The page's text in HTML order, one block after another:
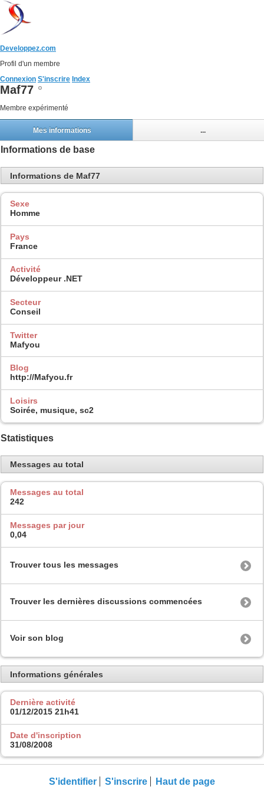
Developpez.com
Profil d'un membre
Connexion S'inscrire Index
Maf77
Membre expérimenté
Mes informations ...
Informations de base
Informations de Maf77
Sexe
Homme
Pays
France
Activité
Développeur .NET
Secteur
Conseil
Twitter
Mafyou
Blog
http://Mafyou.fr
Loisirs
Soirée, musique, sc2
Statistiques
Messages au total
Messages au total
242
Messages par jour
0,04
Trouver tous les messages
Trouver les dernières discussions commencées
Voir son blog
Informations générales
Dernière activité
01/12/2015 21h41
Date d'inscription
31/08/2008
S'identifier S'inscrire Haut de page